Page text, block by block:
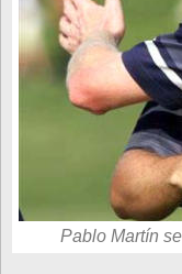
Pablo Martín